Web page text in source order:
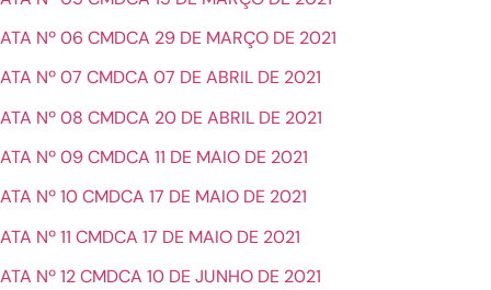
ATA Nº 06 CMDCA 29 DE MARÇO DE 2021
ATA Nº 07 CMDCA 07 DE ABRIL DE 2021
ATA Nº 08 CMDCA 20 DE ABRIL DE 2021
ATA Nº 09 CMDCA 11 DE MAIO DE 2021
ATA Nº 10 CMDCA 17 DE MAIO DE 2021
ATA Nº 11 CMDCA 17 DE MAIO DE 2021
ATA Nº 12 CMDCA 10 DE JUNHO DE 2021